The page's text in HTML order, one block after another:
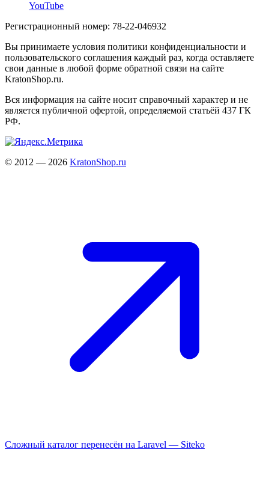
YouTube
Регистрационный номер: 78-22-046932
Вы принимаете условия политики конфиденциальности и
пользовательского соглашения каждый раз, когда оставляете
свои данные в любой форме обратной связи на сайте
KratonShop.ru.
Вся информация на сайте носит справочный характер и не
является публичной офертой, определяемой статьёй 437 ГК
РФ.
© 2012 — 2026 KratonShop.ru
Сложный каталог перенесён на Laravel — Siteko